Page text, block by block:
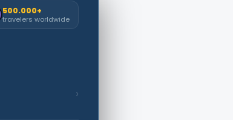
500.000+
travelers worldwide
›